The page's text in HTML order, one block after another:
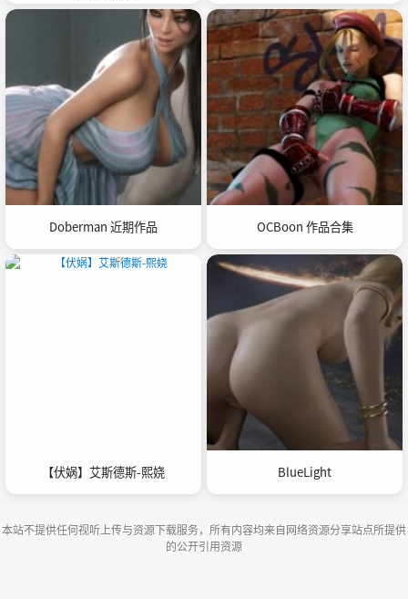
Doberman 近期作品 OCBoon 作品合集
【伏娲】艾斯德斯-熙娆 BlueLight
本站不提供任何视听上传与资源下载服务，所有内容均来自网络资源分享站点所提供
的公开引用资源